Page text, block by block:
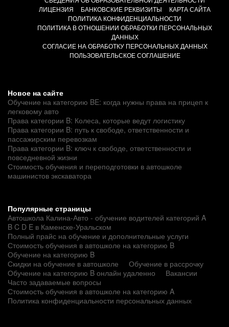
ЛИЦЕНЗИЯ
БАНКОВСКИЕ РЕКВИЗИТЫ
КАРТА САЙТА
ПОЛИТИКА КОНФИДЕНЦИАЛЬНОСТИ
ПОЛИТИКА В ОТНОШЕНИИ ОБРАБОТКИ ПЕРСОНАЛЬНЫХ
ДАННЫХ
СОГЛАСИЕ НА ОБРАБОТКУ ПЕРСОНАЛЬНЫХ ДАННЫХ
ПОЛЬЗОВАТЕЛЬСКОЕ СОГЛАШЕНИЕ
Новое на сайте
Обучение на категорию BE: когда нужны права на прицеп к
легковому авто
Права категории B: Колеса, которые ведут логистику
Права категории B: путь к свободе, ответственности и
пассажирским перевозкам
Права категории B: ключ к свободе, ответственности и
повседневной жизни
Стоимость обучения и переподготовки в автошколе
машинистов экскаватора
Популярные страницы
Автошкола Калина-Авто - обучение водителей категорий A
B C D E в Каменске-Уральском
Полный прайс на обучение и дополнительные услуги
Стоимость обучения в автошколе на категорию B
Обучение на категорию B
Скидки на обучение в автошколе
Обучение в рассрочку
Обучение на категорию B онлайн удаленно
Вакансии
Часто задаваемые вопросы
Стоимость обучения в автошколе на категорию A
Политика конфиденциальности персональных данных